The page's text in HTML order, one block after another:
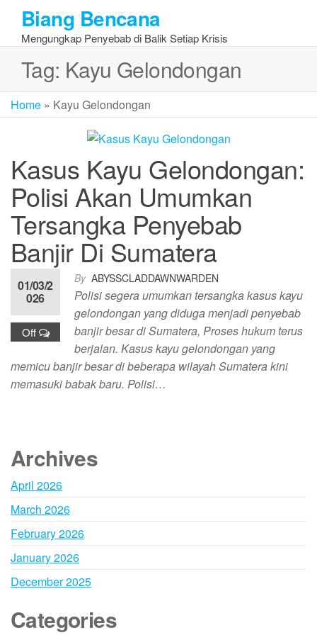
the
content
Biang Bencana
Mengungkap Penyebab di Balik Setiap Krisis
Tag: Kayu Gelondongan
Home » Kayu Gelondongan
Kasus Kayu Gelondongan:
Polisi Akan Umumkan
Tersangka Penyebab
Banjir Di Sumatera
By ABYSSCLADDAWNWARDEN
01/03/2
026
Off
Polisi segera umumkan tersangka kasus kayu
gelondongan yang diduga menjadi penyebab
banjir besar di Sumatera, Proses hukum terus
berjalan. Kasus kayu gelondongan yang
memicu banjir besar di beberapa wilayah Sumatera kini
memasuki babak baru. Polisi…
Archives
April 2026
March 2026
February 2026
January 2026
December 2025
Categories